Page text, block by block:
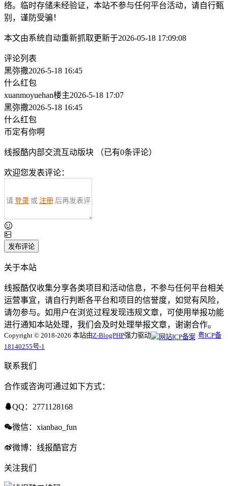
络。临时存储未经验证，本站不参与任何平台活动，请自行甄
别，谨防受骗！
本文由系统自动重新抓取更新于2026-05-18 17:09:08
评论列表
黑弥撒2026-5-18 16:45
什么红包
xuanmoyuehan楼主2026-5-18 17:07
黑弥撒2026-5-18 16:45
什么红包
币定有你啊
线报酷内部交流互动版块 （已有0条评论）
欢迎您发表评论：
请 登录 或 注册 后再发表评
发布评论
关于本站
线报酷仅收集分享各类项目和活动信息，不参与任何平台相关
运营事宜，请自行判断各平台和项目的信誉度，如觉有风险，
请勿参与。如用户在浏览过程发现违规文章，可使用举报功能
进行通知本站处理，我们会及时处理举报文章，谢谢合作。
Copyright © 2018-2026 本站由Z-BlogPHP强力驱动
粤ICP备
18140255号-1
联系我们
合作或咨询可通过如下方式：
QQ：2771128168
微信：xianbao_fun
微博：线报酷官方
关注我们